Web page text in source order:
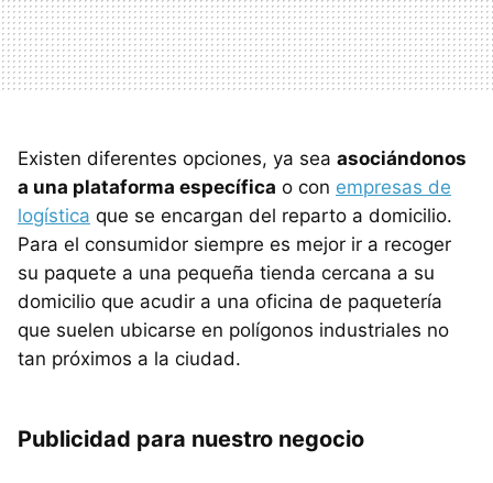
Existen diferentes opciones, ya sea asociándonos
a una plataforma específica o con empresas de
logística que se encargan del reparto a domicilio.
Para el consumidor siempre es mejor ir a recoger
su paquete a una pequeña tienda cercana a su
domicilio que acudir a una oficina de paquetería
que suelen ubicarse en polígonos industriales no
tan próximos a la ciudad.
Publicidad para nuestro negocio